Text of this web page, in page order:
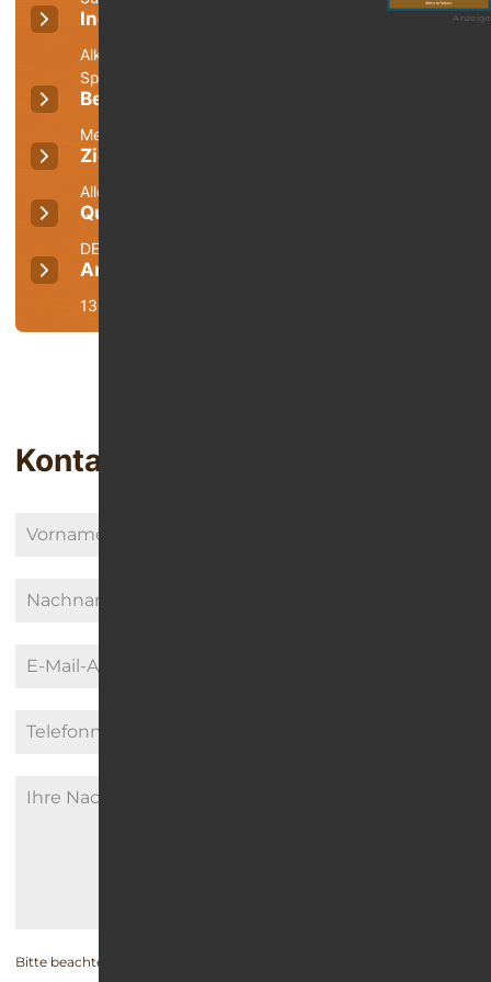
Anzeige
Indikationen
Alkoholsucht, Drogensucht, Medikamentensucht,
Spielsucht & PC-/Internetsucht
Begleiterkrankungen
Mehrfachabhängigkeit & Sonstiges
Zielgruppe
Alle
Qualitätsmanagement
DEGEMED und DIN EN ISO 9001:2015
Anzahl Betten (gesamt)
130
Kontakt
Bitte beachten Sie unsere Angaben zum